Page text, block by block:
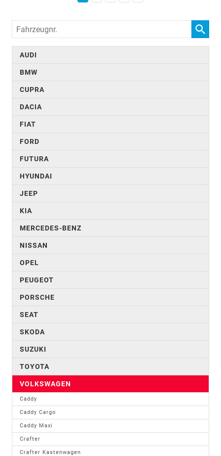
Fahrzeugnr.
AUDI
BMW
CUPRA
DACIA
FIAT
FORD
FUTURA
HYUNDAI
JEEP
KIA
MERCEDES-BENZ
NISSAN
OPEL
PEUGEOT
PORSCHE
SEAT
SKODA
SUZUKI
TOYOTA
VOLKSWAGEN
Caddy
Caddy Cargo
Caddy Maxi
Crafter
Crafter Kastenwagen